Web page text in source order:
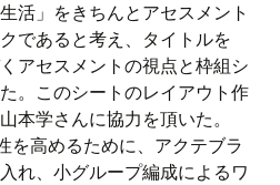
活」をきちんとアセスメント
であると考え、タイトルを
アセスメントの視点と枠組シ
。このシートのレイアウト作
本学さんに協力を頂いた。
を高めるために、アクテブラ
れ、小グループ編成によるワ